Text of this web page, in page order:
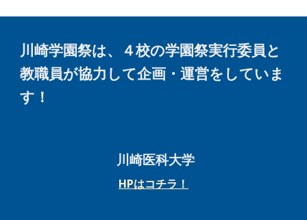
川崎学園祭は、４校の学園祭実行委員と
教職員が協力して企画・運営をしていま
す！
川崎医科大学
HPはコチラ！